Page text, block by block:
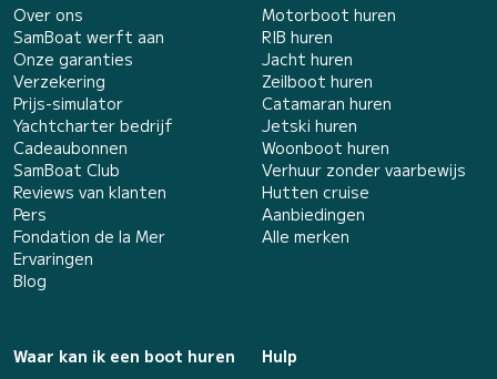
Over ons
SamBoat werft aan
Onze garanties
Verzekering
Prijs-simulator
Yachtcharter bedrijf
Cadeaubonnen
SamBoat Club
Reviews van klanten
Pers
Fondation de la Mer
Ervaringen
Blog
Motorboot huren
RIB huren
Jacht huren
Zeilboot huren
Catamaran huren
Jetski huren
Woonboot huren
Verhuur zonder vaarbewijs
Hutten cruise
Aanbiedingen
Alle merken
Waar kan ik een boot huren
Hulp